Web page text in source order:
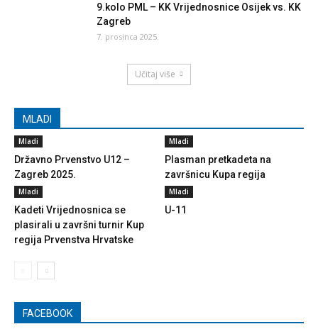
9.kolo PML – KK Vrijednosnice Osijek vs. KK
Zagreb
7. prosinca 2025.
Učitaj više
MLADI
Mladi
Državno Prvenstvo U12 –
Zagreb 2025.
Mladi
Plasman pretkadeta na
završnicu Kupa regija
Mladi
Kadeti Vrijednosnica se
plasirali u završni turnir Kup
regija Prvenstva Hrvatske
Mladi
U-11
FACEBOOK